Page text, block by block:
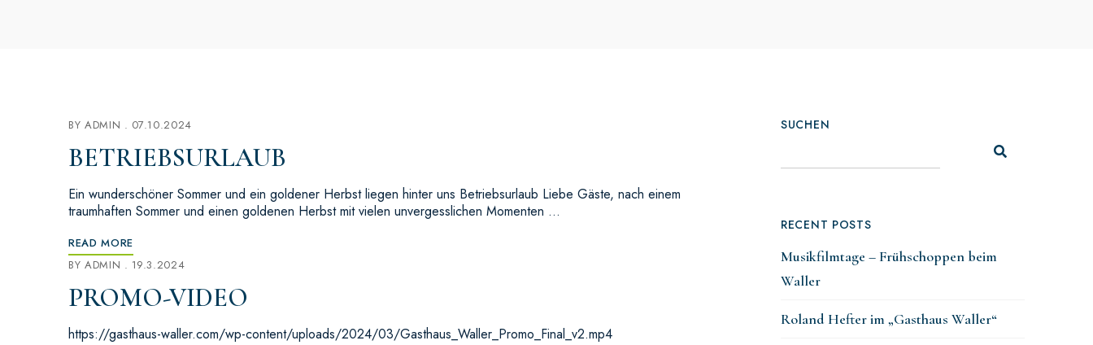
BY ADMIN 07.10.2024
BETRIEBSURLAUB
Ein wunderschöner Sommer und ein goldener Herbst liegen hinter uns Betriebsurlaub Liebe Gäste, nach einem
traumhaften Sommer und einen goldenen Herbst mit vielen unvergesslichen Momenten …
READ MORE
BY ADMIN 19.3.2024
PROMO-VIDEO
https://gasthaus-waller.com/wp-content/uploads/2024/03/Gasthaus_Waller_Promo_Final_v2.mp4
SUCHEN
RECENT POSTS
Musikfilmtage – Frühschoppen beim
Waller
Roland Hefter im „Gasthaus Waller“